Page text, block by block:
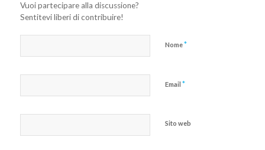
Vuoi partecipare alla discussione?
Sentitevi liberi di contribuire!
Nome*
Email *
Sito web